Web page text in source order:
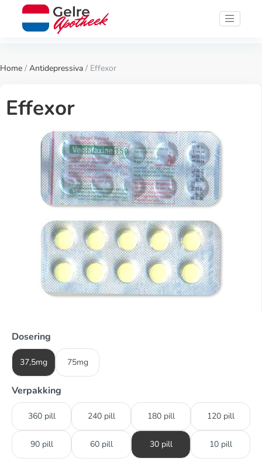
Home / Antidepressiva / Effexor
Effexor
Dosering
37,5mg 75mg
Verpakking
360 pill 240 pill 180 pill 120 pill
90 pill 60 pill 30 pill 10 pill